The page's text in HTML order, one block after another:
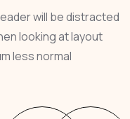
will be distracted
looking at layout
less normal